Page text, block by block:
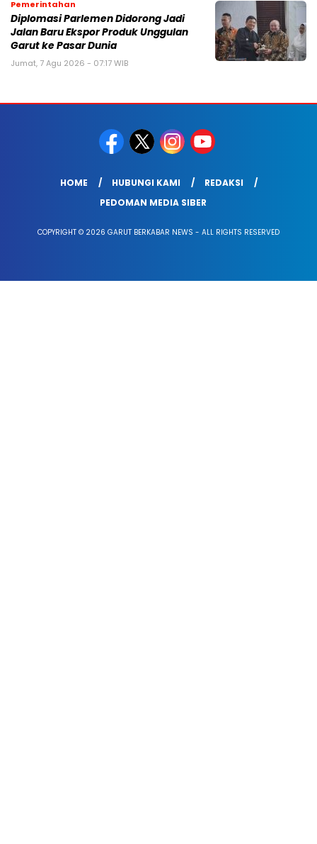
Pemerintahan
Diplomasi Parlemen Didorong Jadi
Jalan Baru Ekspor Produk Unggulan
Garut ke Pasar Dunia
Jumat, 7 Agu 2026 - 07:17 WIB
HOME HUBUNGI KAMI
REDAKSI
PEDOMAN MEDIA SIBER
COPYRIGHT © 2026 GARUT BERKABAR NEWS - ALL RIGHTS RESERVED